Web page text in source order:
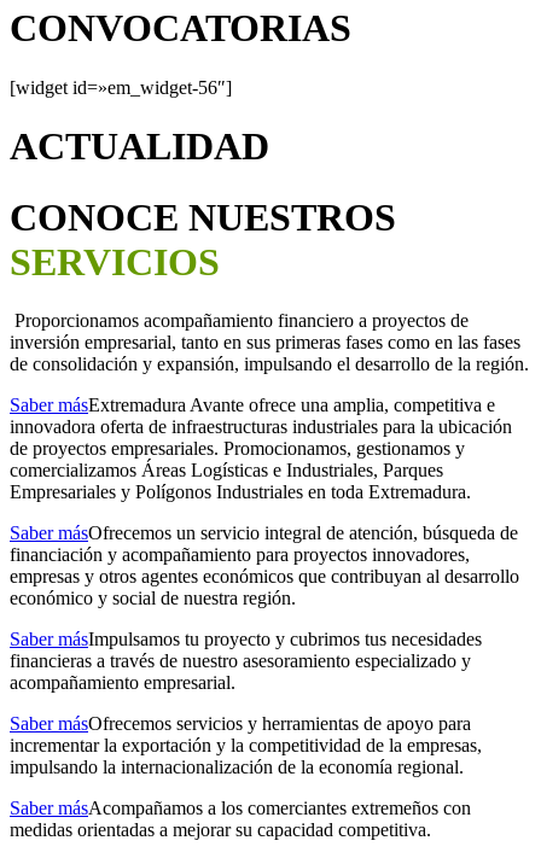
CONVOCATORIAS
[widget id=»em_widget-56″]
ACTUALIDAD
CONOCE NUESTROS
SERVICIOS
Proporcionamos acompañamiento financiero a proyectos de
inversión empresarial, tanto en sus primeras fases como en las fases
de consolidación y expansión, impulsando el desarrollo de la región.
Saber másExtremadura Avante ofrece una amplia, competitiva e
innovadora oferta de infraestructuras industriales para la ubicación
de proyectos empresariales. Promocionamos, gestionamos y
comercializamos Áreas Logísticas e Industriales, Parques
Empresariales y Polígonos Industriales en toda Extremadura.
Saber másOfrecemos un servicio integral de atención, búsqueda de
financiación y acompañamiento para proyectos innovadores,
empresas y otros agentes económicos que contribuyan al desarrollo
económico y social de nuestra región.
Saber másImpulsamos tu proyecto y cubrimos tus necesidades
financieras a través de nuestro asesoramiento especializado y
acompañamiento empresarial.
Saber másOfrecemos servicios y herramientas de apoyo para
incrementar la exportación y la competitividad de la empresas,
impulsando la internacionalización de la economía regional.
Saber másAcompañamos a los comerciantes extremeños con
medidas orientadas a mejorar su capacidad competitiva.